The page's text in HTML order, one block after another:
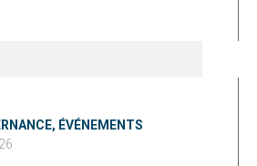
ÉVÉNEMENTS